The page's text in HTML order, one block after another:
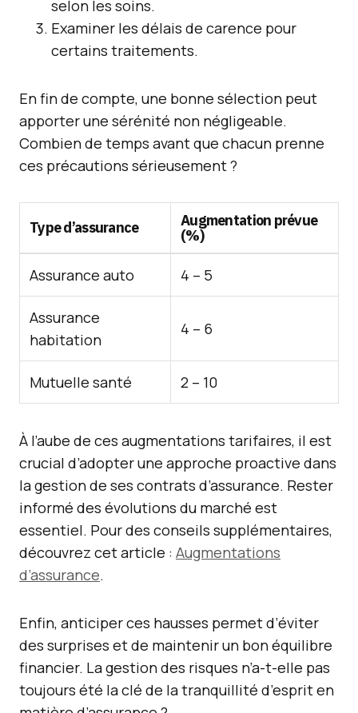
selon les soins.
Examiner les délais de carence pour
certains traitements.
En fin de compte, une bonne sélection peut
apporter une sérénité non négligeable.
Combien de temps avant que chacun prenne
ces précautions sérieusement ?
Type d’assurance
Augmentation prévue
(%)
Assurance auto 4 – 5
Assurance
habitation
4 – 6
Mutuelle santé 2 – 10
À l’aube de ces augmentations tarifaires, il est
crucial d’adopter une approche proactive dans
la gestion de ses contrats d’assurance. Rester
informé des évolutions du marché est
essentiel. Pour des conseils supplémentaires,
découvrez cet article : Augmentations
d’assurance.
Enfin, anticiper ces hausses permet d’éviter
des surprises et de maintenir un bon équilibre
financier. La gestion des risques n’a-t-elle pas
toujours été la clé de la tranquillité d’esprit en